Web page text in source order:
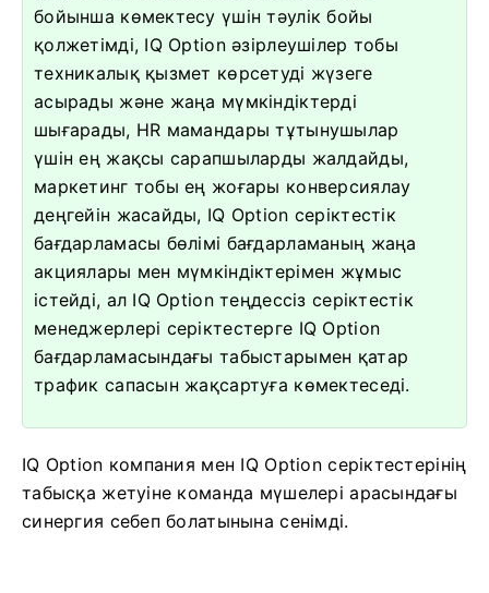
бойынша көмектесу үшін тәулік бойы
қолжетімді, IQ Option әзірлеушілер тобы
техникалық қызмет көрсетуді жүзеге
асырады және жаңа мүмкіндіктерді
шығарады, HR мамандары тұтынушылар
үшін ең жақсы сарапшыларды жалдайды,
маркетинг тобы ең жоғары конверсиялау
деңгейін жасайды, IQ Option серіктестік
бағдарламасы бөлімі бағдарламаның жаңа
акциялары мен мүмкіндіктерімен жұмыс
істейді, ал IQ Option теңдессіз серіктестік
менеджерлері серіктестерге IQ Option
бағдарламасындағы табыстарымен қатар
трафик сапасын жақсартуға көмектеседі.
IQ Option компания мен IQ Option серіктестерінің
табысқа жетуіне команда мүшелері арасындағы
синергия себеп болатынына сенімді.